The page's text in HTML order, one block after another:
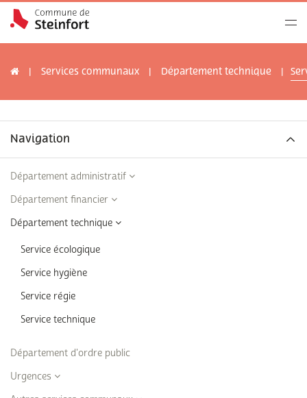
Services communaux Département technique
Navigation
Département administratif
Département financier
Département technique
Service écologique
Service hygiène
Service régie
Service technique
Département d'ordre public
Urgences